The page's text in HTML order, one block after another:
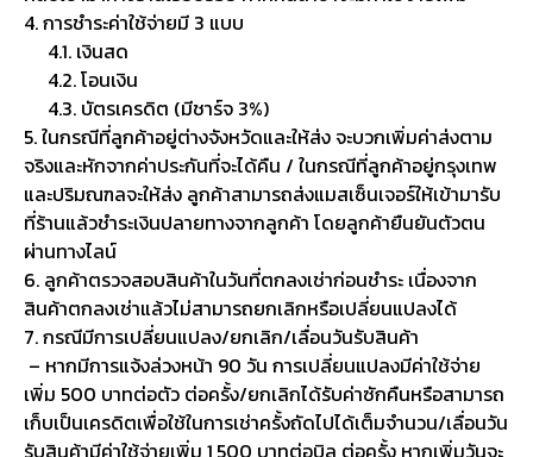
4. การชำระค่าใช้จ่ายมี 3 แบบ
4.1. เงินสด
4.2. โอนเงิน
4.3. บัตรเครดิต (มีชาร์จ 3%)
5. ในกรณีที่ลูกค้าอยู่ต่างจังหวัดและให้ส่ง จะบวกเพิ่มค่าส่งตาม
จริงและหักจากค่าประกันที่จะได้คืน / ในกรณีที่ลูกค้าอยู่กรุงเทพ
และปริมณฑลจะให้ส่ง ลูกค้าสามารถส่งแมสเซ็นเจอร์ให้เข้ามารับ
ที่ร้านแล้วชำระเงินปลายทางจากลูกค้า โดยลูกค้ายืนยันตัวตน
ผ่านทางไลน์
6. ลูกค้าตรวจสอบสินค้าในวันที่ตกลงเช่าก่อนชำระ เนื่องจาก
สินค้าตกลงเช่าแล้วไม่สามารถยกเลิกหรือเปลี่ยนแปลงได้
7. กรณีมีการเปลี่ยนแปลง/ยกเลิก/เลื่อนวันรับสินค้า
– หากมีการแจ้งล่วงหน้า 90 วัน การเปลี่ยนแปลงมีค่าใช้จ่าย
เพิ่ม 500 บาทต่อตัว ต่อครั้ง/ยกเลิกได้รับค่าซักคืนหรือสามารถ
เก็บเป็นเครดิตเพื่อใช้ในการเช่าครั้งถัดไปได้เต็มจำนวน/เลื่อนวัน
รับสินค้ามีค่าใช้จ่ายเพิ่ม 1,500 บาทต่อบิล ต่อครั้ง หากเพิ่มวันจะ